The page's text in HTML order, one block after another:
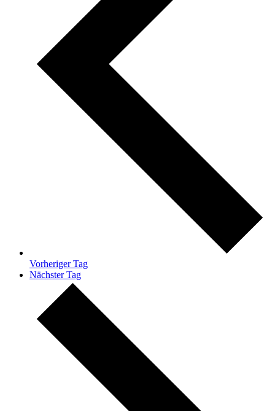
Vorheriger Tag
Nächster Tag